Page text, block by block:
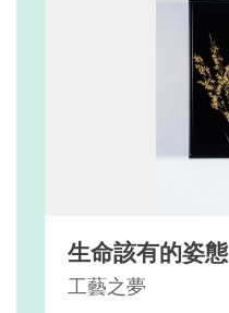
生命該有的姿態
工藝之夢